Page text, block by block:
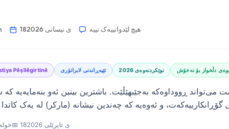
18ی نیسانی 2026 هیچ لێدوانییەک نییە
Pêşîlêgirtinê تێپەڕاندنی لابراتۆری نوێکردنەوەی 2026 دڵخواز بۆ نەخۆش
می‌تواند ڕووداوەکە بەجێبهێڵێت. باشترین بینین ئەو بنەمایەیە
📖 ~12📅 18ی ئاپرێلی 2026